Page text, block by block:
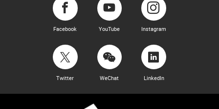
Facebook YouTube Instagram
Twitter WeChat LinkedIn